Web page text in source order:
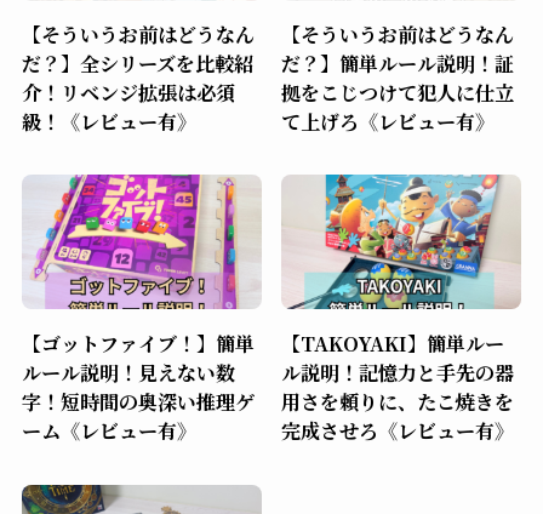
【そういうお前はどうなん
だ？】全シリーズを比較紹
介！リベンジ拡張は必須
級！《レビュー有》
【そういうお前はどうなん
だ？】簡単ルール説明！証
拠をこじつけて犯人に仕立
て上げろ《レビュー有》
【ゴットファイブ！】簡単
ルール説明！見えない数
字！短時間の奥深い推理ゲ
ーム《レビュー有》
【TAKOYAKI】簡単ルー
ル説明！記憶力と手先の器
用さを頼りに、たこ焼きを
完成させろ《レビュー有》